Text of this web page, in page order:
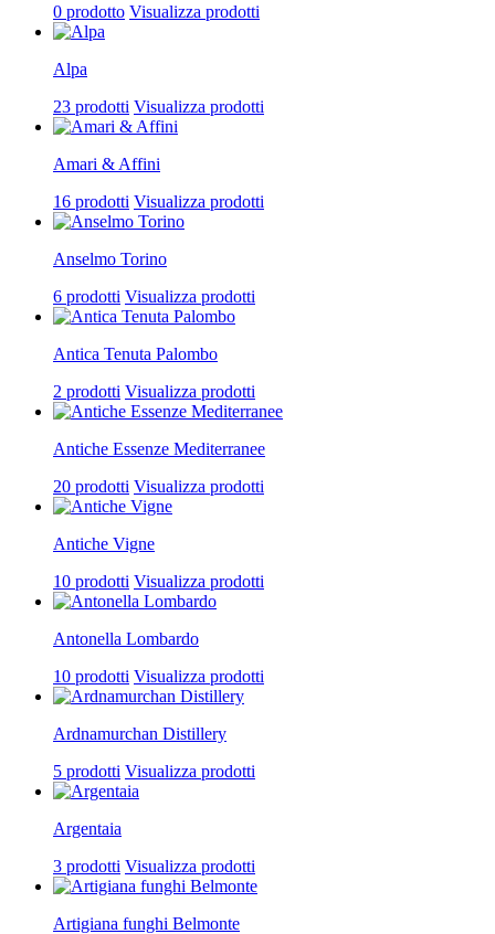
0 prodotto Visualizza prodotti
Alpa
23 prodotti Visualizza prodotti
Amari & Affini
16 prodotti Visualizza prodotti
Anselmo Torino
6 prodotti Visualizza prodotti
Antica Tenuta Palombo
2 prodotti Visualizza prodotti
Antiche Essenze Mediterranee
20 prodotti Visualizza prodotti
Antiche Vigne
10 prodotti Visualizza prodotti
Antonella Lombardo
10 prodotti Visualizza prodotti
Ardnamurchan Distillery
5 prodotti Visualizza prodotti
Argentaia
3 prodotti Visualizza prodotti
Artigiana funghi Belmonte